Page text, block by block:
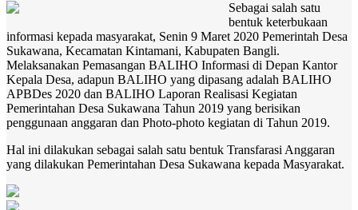
Sebagai salah satu
bentuk keterbukaan
informasi kepada masyarakat, Senin 9 Maret 2020 Pemerintah Desa
Sukawana, Kecamatan Kintamani, Kabupaten Bangli.
Melaksanakan Pemasangan BALIHO Informasi di Depan Kantor
Kepala Desa, adapun BALIHO yang dipasang adalah BALIHO
APBDes 2020 dan BALIHO Laporan Realisasi Kegiatan
Pemerintahan Desa Sukawana Tahun 2019 yang berisikan
penggunaan anggaran dan Photo-photo kegiatan di Tahun 2019.
Hal ini dilakukan sebagai salah satu bentuk Transfarasi Anggaran
yang dilakukan Pemerintahan Desa Sukawana kepada Masyarakat.